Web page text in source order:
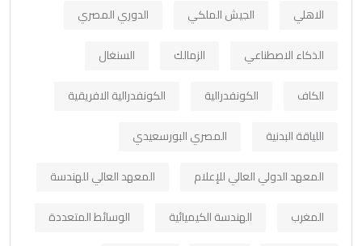
الاهلي
الجيش الملكي
الدوري المصري
الذكاء الاصطناعي
الزمالك
السنغال
الكاف
الكونفدرالية
الكونفدرالية الافريقية
اللياقة البدنية
المصري البورسعيدي
المعهد الدولي العالي للإعلام
المعهد العالي للهندسة
المغرب
الهندسة الكيميائية
الوسائط المتعددة